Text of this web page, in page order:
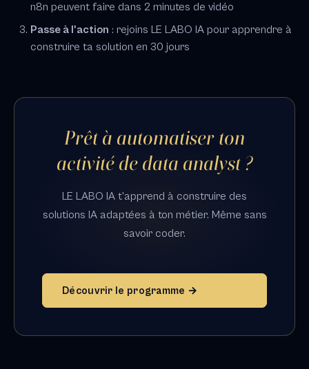
n8n peuvent faire dans 2 minutes de vidéo
Passe à l'action : rejoins LE LABO IA pour apprendre à
construire ta solution en 30 jours
Prêt à automatiser ton
activité de data analyst ?
LE LABO IA t'apprend à construire des
solutions IA adaptées à ton métier. Même sans
savoir coder.
Découvrir le programme →